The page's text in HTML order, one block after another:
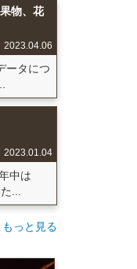
物、花
2023.04.06
ータにつ
2023.01.04
中は
...
もっと見る